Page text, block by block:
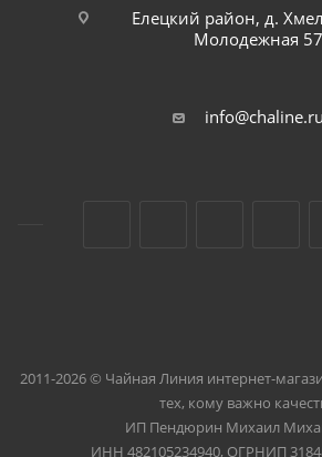
Елецкий район, д.
Молодежная
info@chaline.ru
2011-2026 © Чайная Линия интернет-
тех, кому важно
ИП Пендюрин Михаил
ИНН 482105234940, ОГРНИП